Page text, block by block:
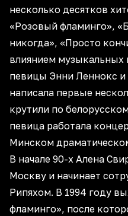
несколько десятков
«Розовый фламинго»,
никогда», «Просто
влиянием музыкальных
певицы Энни Леннокс и
написала первые
крутили по
певица работала
Минском
В начале 90-х Алена
Москву и начинает
Рипяхом. В 1994 году
фламинго», после